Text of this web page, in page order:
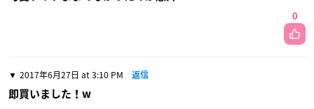
0
2017年6月27日 at 3:10 PM 返信
即買いました！w